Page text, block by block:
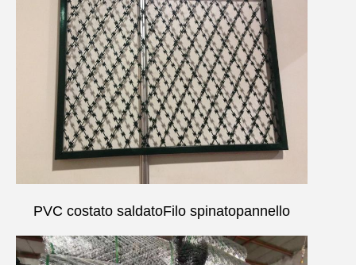
PVC costato saldatoFilo spinatopannello